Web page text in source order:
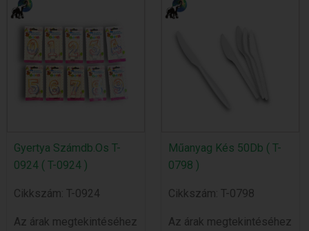
Gyertya Számdb.Os T-
0924 ( T-0924 )
Cikkszám: T-0924
Az árak megtekintéséhez
Műanyag Kés 50Db ( T-
0798 )
Cikkszám: T-0798
Az árak megtekintéséhez